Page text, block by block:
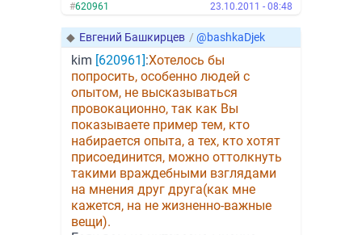
#620961 23.10.2011 - 08:48
◆ Евгений Башкирцев / @bashkaDjek
kim [620961]:Хотелось бы
попросить, особенно людей с
опытом, не высказываться
провокационно, так как Вы
показываете пример тем, кто
набирается опыта, а тех, кто хотят
присоединится, можно оттолкнуть
такими враждебными взглядами
на мнения друг друга(как мне
кажется, на не жизненно-важные
вещи).